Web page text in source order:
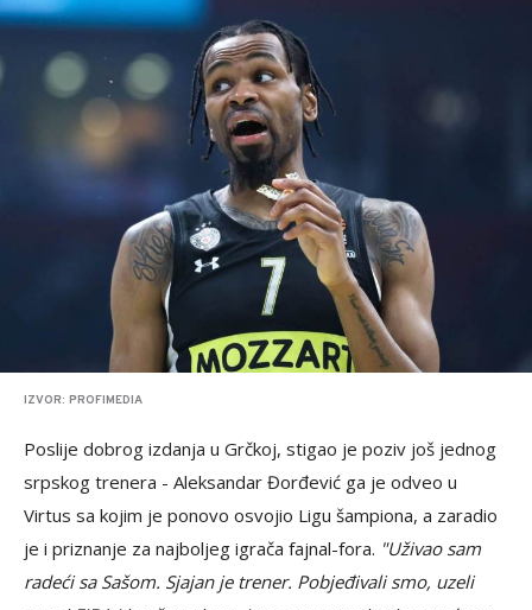
IZVOR: PROFIMEDIA
Poslije dobrog izdanja u Grčkoj, stigao je poziv još jednog
srpskog trenera - Aleksandar Đorđević ga je odveo u
Virtus sa kojim je ponovo osvojio Ligu šampiona, a zaradio
je i priznanje za najboljeg igrača fajnal-fora. "Uživao sam
radeći sa Sašom. Sjajan je trener. Pobjeđivali smo, uzeli